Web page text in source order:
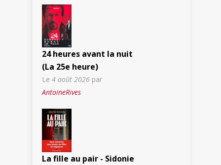
24 heures avant la nuit
(La 25e heure)
Le 4 août 2026 par
AntoineRives
La fille au pair - Sidonie